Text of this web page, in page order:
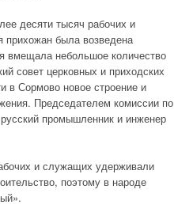
десяти тысяч рабочих и
была возведена
вмещала небольшое количество
совет церковных и приходских
в Сормово новое строение и
Председателем комиссии по
промышленник и инженер
и служащих удерживали
поэтому в народе